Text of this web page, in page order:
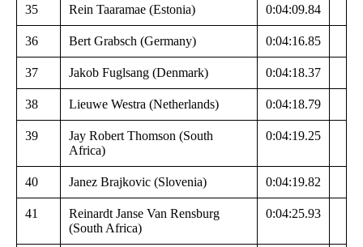
35 Rein Taaramae (Estonia) 0:04:09.84
36 Bert Grabsch (Germany) 0:04:16.85
37 Jakob Fuglsang (Denmark) 0:04:18.37
38 Lieuwe Westra (Netherlands) 0:04:18.79
39
Jay Robert Thomson (South
Africa)
0:04:19.25
40 Janez Brajkovic (Slovenia) 0:04:19.82
41
Reinardt Janse Van Rensburg
(South Africa)
0:04:25.93